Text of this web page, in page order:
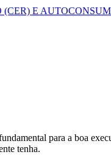
E
para a boa
tenha.